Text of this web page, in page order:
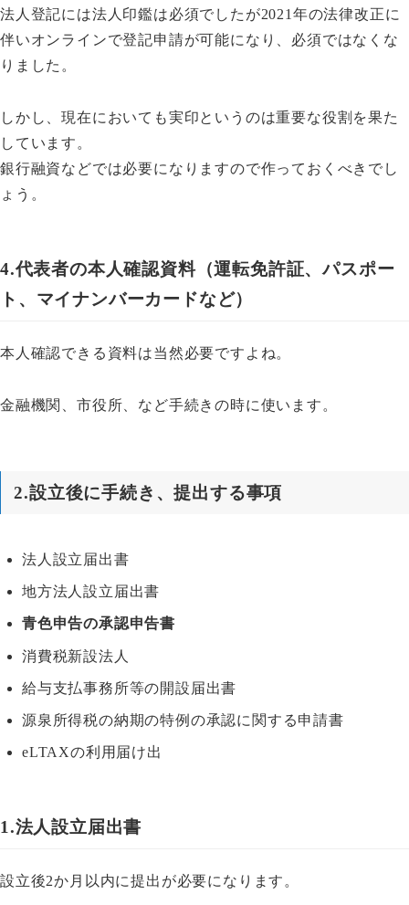
法人登記には法人印鑑は必須でしたが2021年の法律改正に
伴いオンラインで登記申請が可能になり、必須ではなくな
りました。
しかし、現在においても実印というのは重要な役割を果た
しています。
銀行融資などでは必要になりますので作っておくべきでし
ょう。
4.代表者の本人確認資料（運転免許証、パスポー
ト、マイナンバーカードなど）
本人確認できる資料は当然必要ですよね。
金融機関、市役所、など手続きの時に使います。
2.設立後に手続き、提出する事項
法人設立届出書
地方法人設立届出書
青色申告の承認申告書
消費税新設法人
給与支払事務所等の開設届出書
源泉所得税の納期の特例の承認に関する申請書
eLTAXの利用届け出
1.法人設立届出書
設立後2か月以内に提出が必要になります。